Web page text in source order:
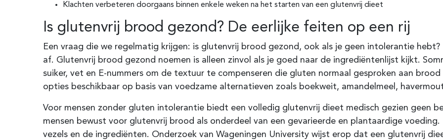
Klachten verbeteren doorgaans binnen enkele weken na het starten van een glutenvrij dieet
Is glutenvrij brood gezond? De eerlijke feiten op een rij
Een vraag die we regelmatig krijgen: is glutenvrij brood gezond, ook als je geen intolerantie
af. Glutenvrij brood gezond noemen is alleen zinvol als je goed naar de ingrediëntenlijst kijkt.
suiker, vet en E-nummers om de textuur te compenseren die gluten normaal gesproken aan
opties beschikbaar op basis van voedzame alternatieven zoals boekweit, amandelmeel,
Voor mensen zonder gluten intolerantie biedt een volledig glutenvrij dieet medisch gezien geen
mensen bewust voor glutenvrij brood als onderdeel van een gevarieerde en plantaardige
vezels en de ingrediënten. Onderzoek van Wageningen University wijst erop dat een glutenvrij